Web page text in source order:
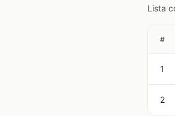
Lista
#
1
2